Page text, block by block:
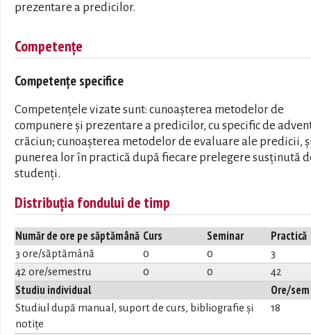
prezentare a predicilor.
Competențe
Competențe specifice
Competențele vizate sunt: cunoașterea metodelor de
compunere și prezentare a predicilor, cu specific de
crăciun; cunoașterea metodelor de evaluare ale predicii,
punerea lor în practică după fiecare prelegere susținută
studenți.
Distribuția fondului de timp
Număr de ore pe săptămână Curs Seminar Practică
3 ore/săptămână 0 0
3
42 ore/semestru
0 0 42
Studiu individual Ore/sem
Studiul după manual, suport de curs, bibliografie și
notițe
18